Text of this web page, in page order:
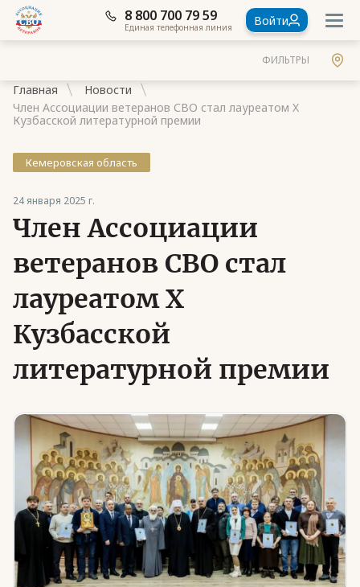
8 800 700 79 59
Единая телефонная линия Войти
ФИЛЬТРЫ
Главная
Новости
Член Ассоциации ветеранов СВО стал лауреатом X
Кузбасской литературной премии
Кемеровская область
24 января 2025 г.
Член Ассоциации
ветеранов СВО стал
лауреатом X
Кузбасской
литературной премии
Контакты
Стать членом Ассоциации ветеранов СВО
Ассоциация в субъектах России
Частые вопросы
Юридическая помощь
Региональные меры поддержки